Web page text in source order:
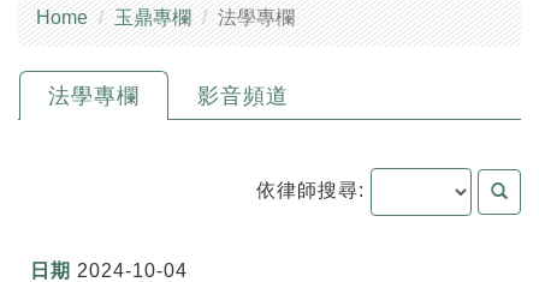
Home 玉鼎專欄 法學專欄
法學專欄 影音頻道
依律師搜尋:
2024-10-04